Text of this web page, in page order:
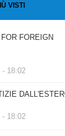
VISTI
FOREIGN
- 18:02
- 18:02